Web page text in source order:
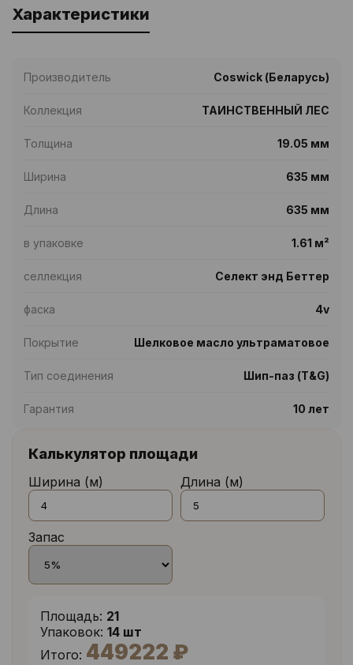
Характеристики
Производитель Coswick (Беларусь)
Коллекция ТАИНСТВЕННЫЙ ЛЕС
Толщина 19.05 мм
Ширина 635 мм
Длина 635 мм
в упаковке 1.61 м²
селлекция Селект энд Беттер
фаска 4v
Покрытие Шелковое масло ультраматовое
Тип соединения Шип-паз (T&G)
Гарантия 10 лет
Калькулятор площади
Ширина (м) Длина (м)
Запас
Площадь: 21
Упаковок: 14 шт
Итого: 449222 ₽